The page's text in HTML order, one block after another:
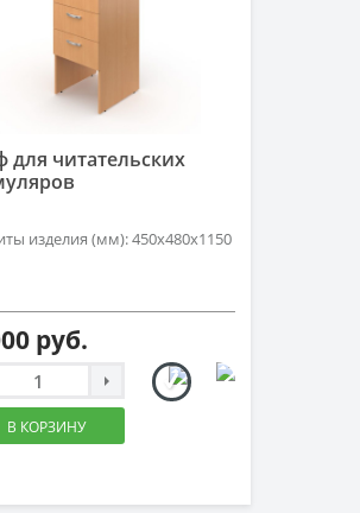
для читательских
изделия (мм): 450х480х1150
руб.
В КОРЗИНУ